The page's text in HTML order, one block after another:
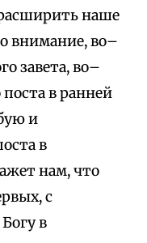
наше
внимание, во–
завета, во–
в ранней
и
в
нам, что
с
в